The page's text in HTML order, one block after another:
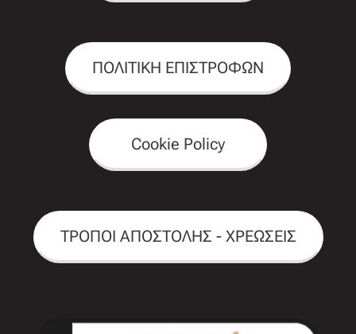
ΠΟΛΙΤΙΚΗ ΕΠΙΣΤΡΟΦΩΝ
Cookie Policy
ΤΡΟΠΟΙ ΑΠΟΣΤΟΛΗΣ - ΧΡΕΩΣΕΙΣ